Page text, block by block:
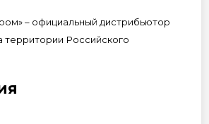
– официальный дистрибьютор
территории Российского